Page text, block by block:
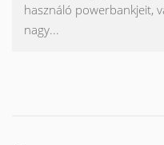
használó powerbankjeit,
nagy...